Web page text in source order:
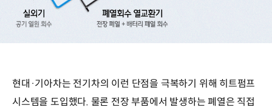
현대·기아차는 전기차의 이런 단점을 극복하기 위해 히트펌프
시스템을 도입했다. 물론 전장 부품에서 발생하는 폐열은 직접